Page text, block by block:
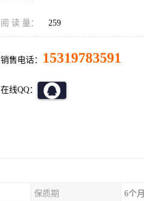
阅 读 量： 259
销售电话： 15319783591
在线QQ：
保质期 6个月